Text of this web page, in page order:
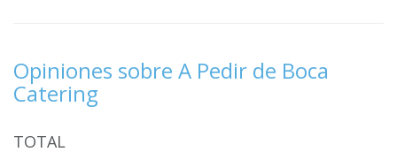
Opiniones sobre A Pedir de Boca
Catering
TOTAL